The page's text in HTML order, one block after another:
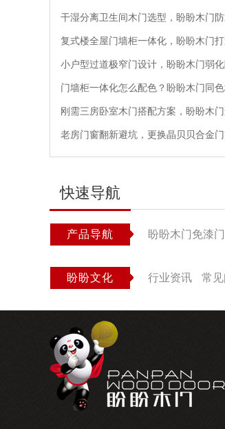
干湿分离卫生间木门选型，盼盼木门
复式楼全屋门墙柜一体化，盼盼木门
小户型过道极窄门设计，盼盼木门弱
门墙柜一体化怎么配色？盼盼木门同
刚需三房卧室木门搭配方案，盼盼木
老房门窗翻新避坑，更换晶贝贝合金
快速导航
产品导航 盼盼木门免漆门
盼盼文化 行业资讯 常